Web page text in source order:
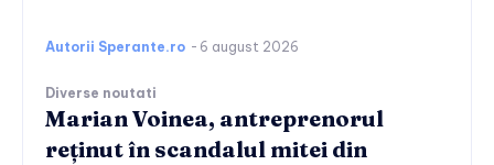
Autorii Sperante.ro - 6 august 2026
Diverse noutati
Marian Voinea, antreprenorul
reținut în scandalul mitei din